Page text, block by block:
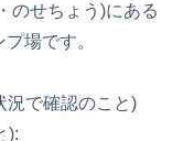
のせちょう)にある
場です。
況で確認のこと)
):